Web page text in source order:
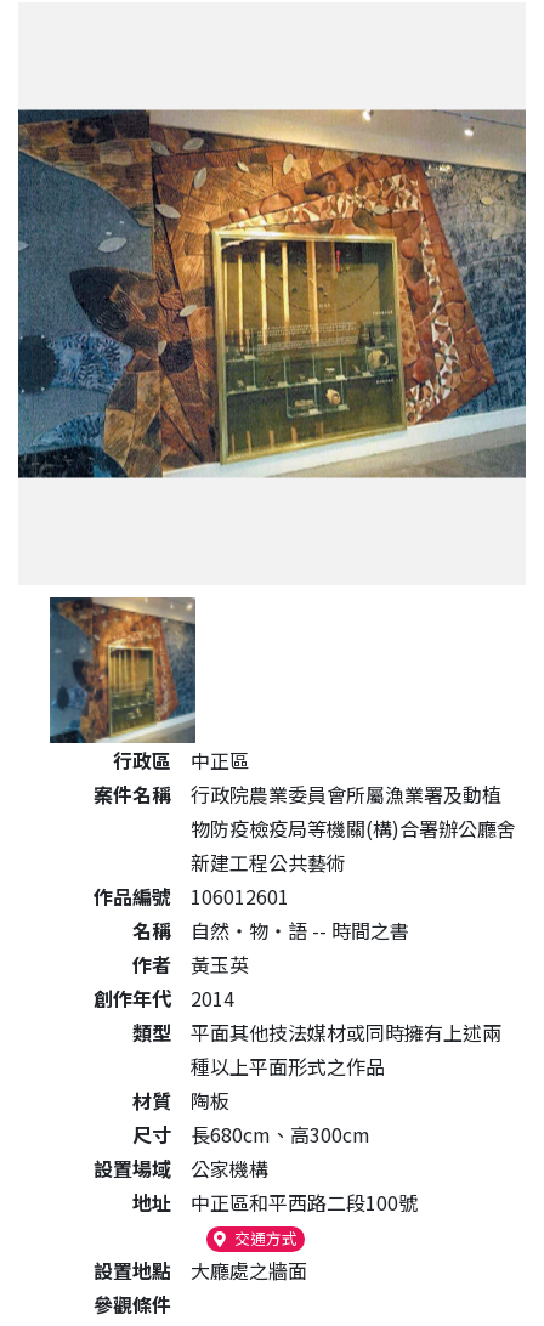
公共藝術作品詳細資料
行政區
中正區
案件名稱
行政院農業委員會所屬漁業署及動植
物防疫檢疫局等機關(構)合署辦公廳舍
新建工程公共藝術
作品編號
106012601
名稱
自然‧物‧語 -- 時間之書
作者
黃玉英
創作年代
2014
類型
平面其他技法媒材或同時擁有上述兩
種以上平面形式之作品
材質
陶板
尺寸
長680cm、高300cm
設置場域
公家機構
地址
中正區和平西路二段100號
交通方式（另開新視窗）
設置地點
大廳處之牆面
參觀條件